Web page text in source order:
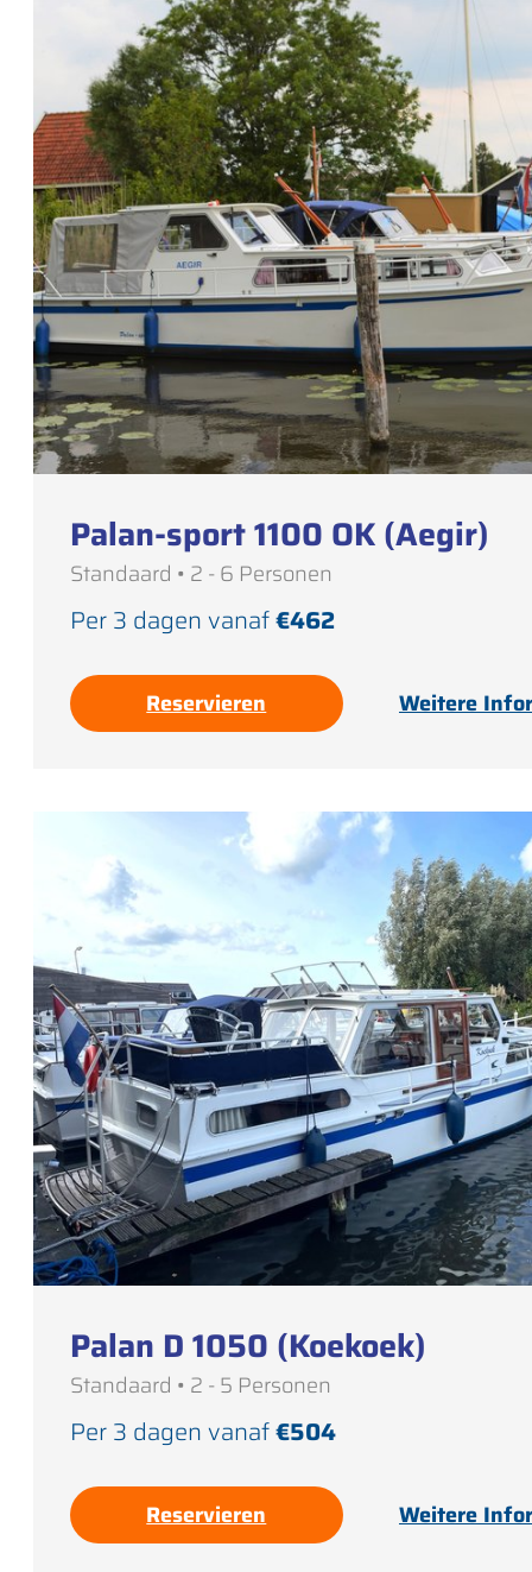
Palan-sport 1100 OK (Aegir)
Standaard • 2 - 6 Personen
Per 3 dagen vanaf€462
Reservieren Weitere
Palan D 1050 (Koekoek)
Standaard • 2 - 5 Personen
Per 3 dagen vanaf€504
Reservieren Weitere